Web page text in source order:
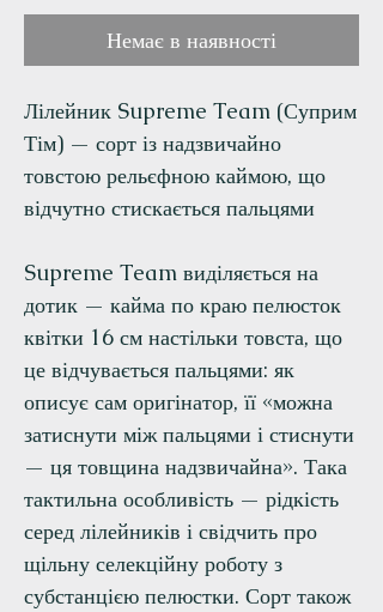
Немає в наявності
Лілейник Supreme Team (Суприм
Тім) — сорт із надзвичайно
товстою рельєфною каймою, що
відчутно стискається пальцями
Supreme Team виділяється на
дотик — кайма по краю пелюсток
квітки 16 см настільки товста, що
це відчувається пальцями: як
описує сам оригінатор, її «можна
затиснути між пальцями і стиснути
— ця товщина надзвичайна». Така
тактильна особливість — рідкість
серед лілейників і свідчить про
щільну селекційну роботу з
субстанцією пелюстки. Сорт також